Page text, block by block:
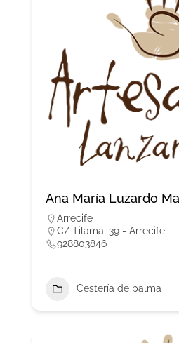
Ana María Luzardo
Arrecife
C/ Tilama, 39 - Arrecife
928803846
Cestería de palma